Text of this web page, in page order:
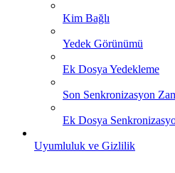
Kim Bağlı
Yedek Görünümü
Ek Dosya Yedekleme
Son Senkronizasyon
Ek Dosya
Uyumluluk ve Gizlilik